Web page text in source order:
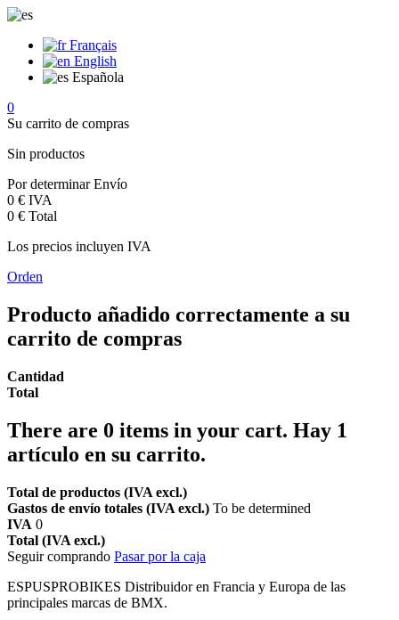
Français
English
Española
0
Su carrito de compras
Sin productos
Por determinarEnvío
0 € IVA
0 € Total
Los precios incluyen IVA
Orden
Producto añadido correctamente a su
carrito de compras
Cantidad
Total
There are 0 items in your cart. Hay 1
artículo en su carrito.
Total de productos (IVA excl.)
Gastos de envío totales (IVA excl.) To be determined
IVA 0
Total (IVA excl.)
Seguir comprando Pasar por la caja
ESPUSPROBIKES Distribuidor en Francia y Europa de las
principales marcas de BMX.